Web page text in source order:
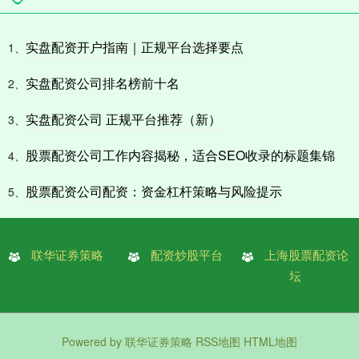
1、 实盘配资开户指南｜正规平台选择要点
2、 实盘配资公司排名榜前十名
3、 实盘配资公司 正规平台推荐（新）
4、 股票配资公司工作内容揭秘，适合SEO收录的标题集锦
5、 股票配资公司配资：资金杠杆策略与风险提示
联华证券策略 配资炒股平台
上海股票配资论
坛
Powered by 联华证券策略 RSS地图 HTML地图